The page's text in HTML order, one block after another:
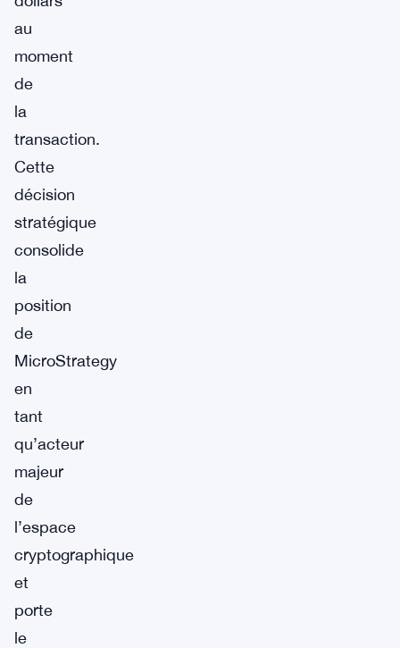
au
moment
de
la
transaction.
Cette
décision
stratégique
consolide
la
position
de
MicroStrategy
en
tant
qu’acteur
majeur
de
l’espace
cryptographique
et
porte
le